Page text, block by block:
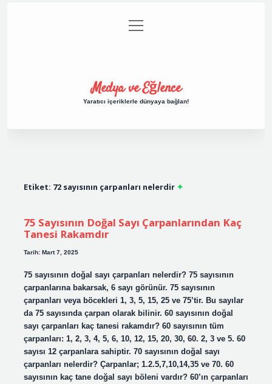
Gizlilik Politikası
menüyü
aç
Medya ve Eğlence
Yaratıcı içeriklerle dünyaya bağlan!
Etiket: 72 sayısının çarpanları nelerdir
75 Sayısının Doğal Sayı Çarpanlarından Kaç
Tanesi Rakamdır
Tarih: Mart 7, 2025
75 sayısının doğal sayı çarpanları nelerdir? 75 sayısının
çarpanlarına bakarsak, 6 sayı görünür. 75 sayısının
çarpanları veya böcekleri 1, 3, 5, 15, 25 ve 75’tir. Bu sayılar
da 75 sayısında çarpan olarak bilinir. 60 sayısının doğal
sayı çarpanları kaç tanesi rakamdır? 60 sayısının tüm
çarpanları: 1, 2, 3, 4, 5, 6, 10, 12, 15, 20, 30, 60. 2, 3 ve 5. 60
sayısı 12 çarpanlara sahiptir. 70 sayısının doğal sayı
çarpanları nelerdir? Çarpanlar; 1.2.5,7,10,14,35 ve 70. 60
sayısının kaç tane doğal sayı böleni vardır? 60’ın çarpanları